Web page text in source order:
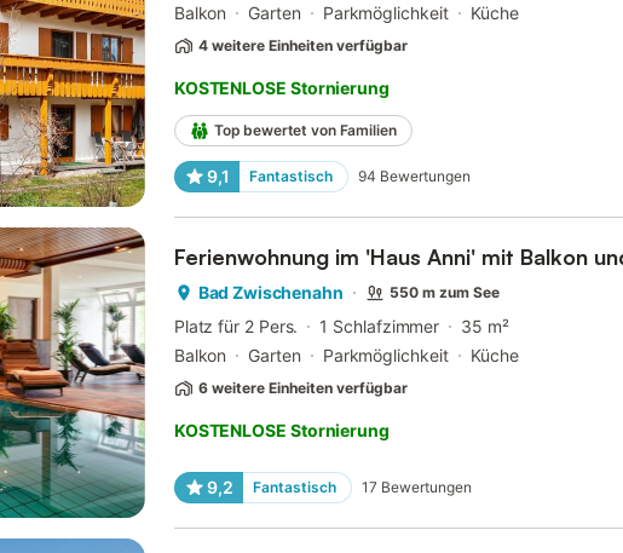
Balkon
Garten Parkmöglichkeit Küche
4 weitere Einheiten verfügbar
KOSTENLOSE Stornierung
Top bewertet von Familien
9,1 Fantastisch 94 Bewertungen
Ferienwohnung im 'Haus Anni' mit Balkon
Bad Zwischenahn 550 m zum See
Platz für 2 Pers. 1 Schlafzimmer
35 m²
Balkon
Garten Parkmöglichkeit Küche
6 weitere Einheiten verfügbar
KOSTENLOSE Stornierung
9,2 Fantastisch 17 Bewertungen